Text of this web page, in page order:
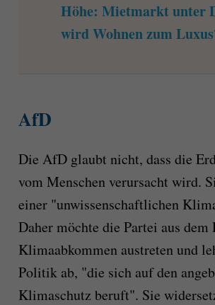
Höhe: Mietmarkt unter
wird Wohnen zum
AfD
Die AfD glaubt nicht, dass die
vom Menschen verursacht wird.
einer "unwissenschaftlichen
Daher möchte die Partei aus dem
Klimaabkommen austreten und
Politik ab, "die sich auf den
Klimaschutz beruft". Sie